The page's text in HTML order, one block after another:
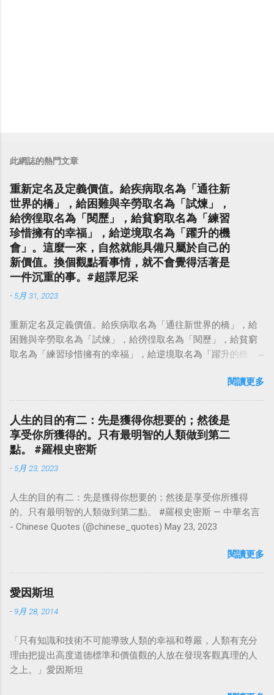
此網誌的熱門文章
重新定名及定義價值。給疾病取名為「通往新
世界的橋」，給困難與辛勞取名為「試煉」，
給徬徨取名為「閱歷」，給貧窮取名為「練習
珍惜擁有的幸福」，給逆境取名為「躍升的機
會」。這麼一來，自然就能具備只屬於自己的
新價值。換個觀點看事情，就不會覺得活著是
一件沉重的事。#超譯尼采
- 5月 31, 2023
重新定名及定義價值。給疾病取名為「通往新世界的橋」，給
困難與辛勞取名為「試煉」，給徬徨取名為「閱歷」，給貧窮
取名為「練習珍惜擁有的幸福」，給逆境取名為「躍升的機
點看事情，就不會覺得活著是一件沉重的事。#超譯尼采 — 中
華名言 - Chinese Quotes (@chinese_quotes) May 23, 2023
閱讀更多
人生的目的有二：先是獲得你想要的；然後是
享受你所獲得的。只有最明智的人類做到第二
點。 #羅根史密斯
- 5月 23, 2023
人生的目的有二：先是獲得你想要的；然後是享受你所獲得
的。只有最明智的人類做到第二點。 #羅根史密斯 — 中華名言
- Chinese Quotes (@chinese_quotes) May 23, 2023
閱讀更多
愛因斯坦
- 9月 28, 2014
「只有知識和技術不可能導致人類的幸福和尊嚴，人類有充分
理由把提出高度道德標準和價值觀的人放在發現客觀真理的人
之上。」愛因斯坦